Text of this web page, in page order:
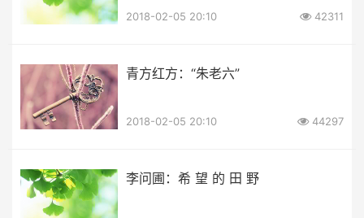
2018-02-05 20:10 42311
青方红方：“朱老六”
2018-02-05 20:10 44297
李问圃：希 望 的 田 野